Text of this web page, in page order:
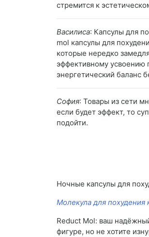
стремится к
Василиса: Капсулы для
mol капсулы для
которые нередко
эффективному усвоению
энергетический баланс
София: Товары из сети
если будет эффект, то
подойти.
Ночные капсулы для
Молекула для похудения
Reduct Mol: ваш
фигуре, но не хотите